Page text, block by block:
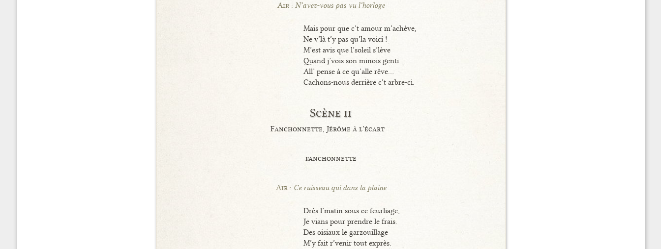
Air : N’avez-vous pas vu l’horloge
Mais pour que c’t amour m’achève,
Ne v’là t’y pas qu’la voici !
M’est avis que l’soleil s’lève
Quand j’vois son minois genti.
All’ pense à ce qu’alle rêve...
Cachons-nous derrière c’t arbre-ci.
Scène ii
Fanchonnette, Jérôme à l’écart
fanchonnette
Air : Ce ruisseau qui dans la plaine
Drès l’matin sous ce feurliage,
Je vians pour prendre le frais.
Des oisiaux le garzouillage
M’y fait r’venir tout exprès.